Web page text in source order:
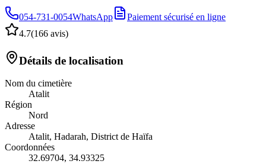
054-731-0054WhatsApp
Paiement sécurisé en ligne
4.7(166 avis)
Détails de localisation
Nom du cimetière
Atalit
Région
Nord
Adresse
Atalit, Hadarah, District de Haïfa
Coordonnées
32.69704, 34.93325